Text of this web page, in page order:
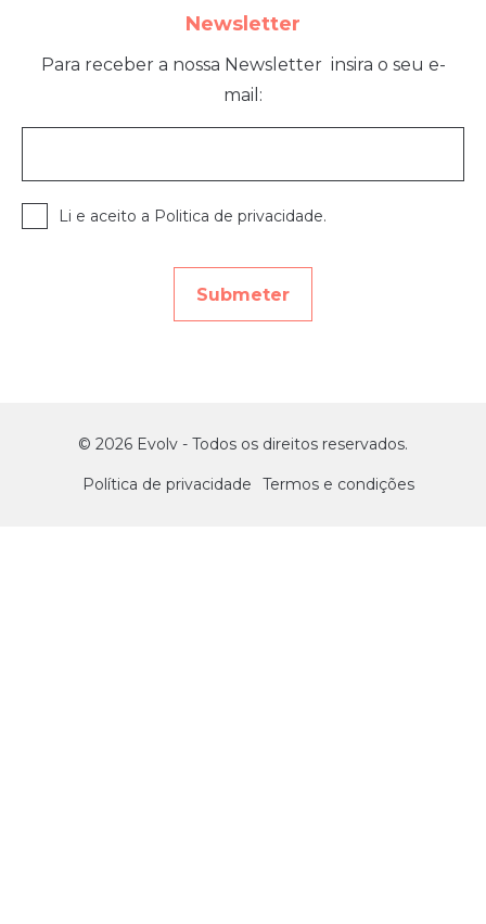
Newsletter
Para receber a nossa Newsletter insira o seu e-
mail:
Li e aceito a Politica de privacidade.
© 2026 Evolv - Todos os direitos reservados.
Política de privacidade Termos e condições